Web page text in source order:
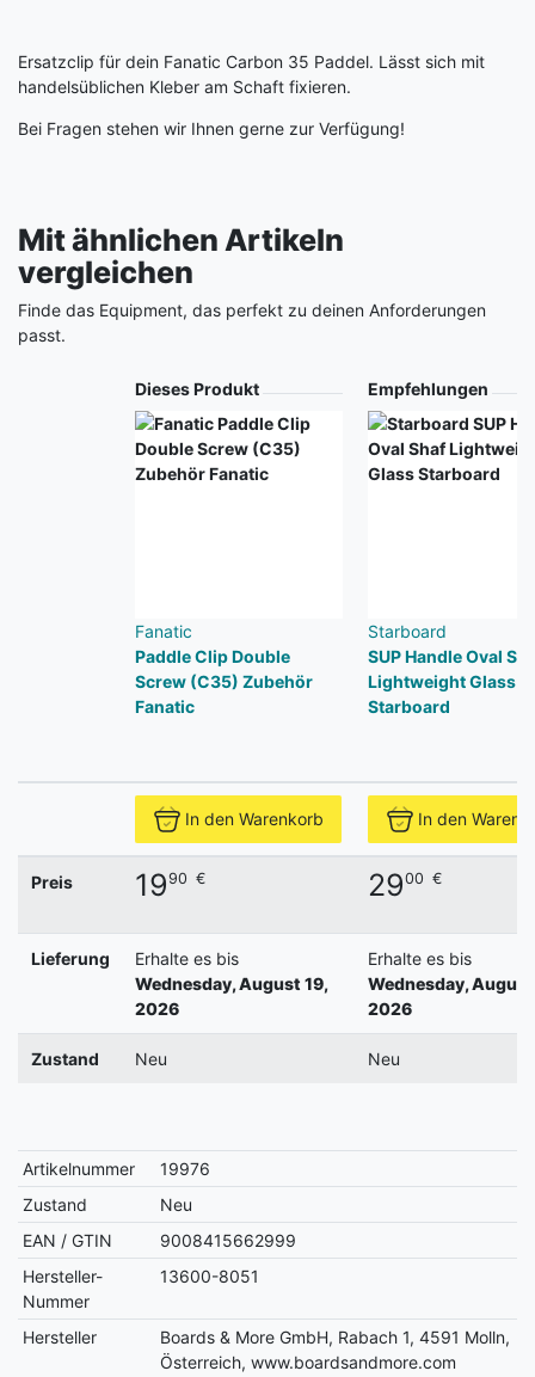
Ersatzclip für dein Fanatic Carbon 35 Paddel. Lässt sich mit
handelsüblichen Kleber am Schaft fixieren.
Bei Fragen stehen wir Ihnen gerne zur Verfügung!
Mit ähnlichen Artikeln
vergleichen
Finde das Equipment, das perfekt zu deinen Anforderungen
passt.
Dieses Produkt
Fanatic
Paddle Clip Double
Screw (C35) Zubehör
Fanatic
Empfehlungen
Starboard
SUP Handle Oval
Lightweight Glass
Starboard
In den Warenkorb In den
Preis 1990 € 2900 €
Lieferung
Erhalte es bis
Wednesday, August 19,
2026
Erhalte es bis
Wednesday, August
2026
Zustand Neu Neu
Artikelnummer
19976
Zustand
Neu
EAN / GTIN
9008415662999
Hersteller-
Nummer
13600-8051
Hersteller
Boards & More GmbH, Rabach 1, 4591 Molln,
Österreich, www.boardsandmore.com